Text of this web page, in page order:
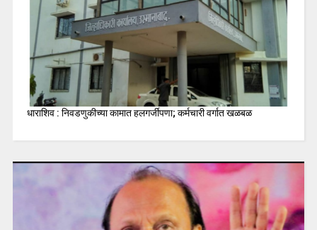
धाराशिव : निवडणुकीच्या कामात हलगर्जीपणा; कर्मचारी वर्गात खळबळ